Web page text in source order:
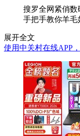
搜罗全网紧俏数
手把手教你羊毛
展开全文
使用中关村在线APP